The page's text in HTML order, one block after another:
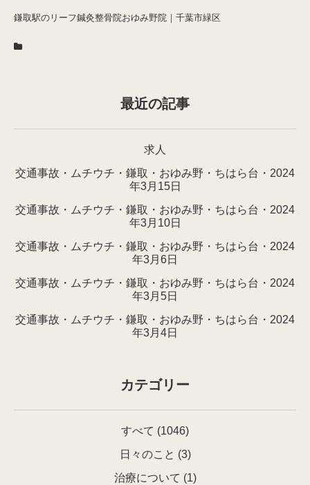
鎌取駅のリーフ鍼灸整骨院おゆみ野院｜千葉市緑区
最近の記事
求人
交通事故・ムチウチ・鎌取・おゆみ野・ちはら台・2024
年3月15日
交通事故・ムチウチ・鎌取・おゆみ野・ちはら台・2024
年3月10日
交通事故・ムチウチ・鎌取・おゆみ野・ちはら台・2024
年3月6日
交通事故・ムチウチ・鎌取・おゆみ野・ちはら台・2024
年3月5日
交通事故・ムチウチ・鎌取・おゆみ野・ちはら台・2024
年3月4日
カテゴリー
すべて (1046)
日々のこと (3)
治療について (1)